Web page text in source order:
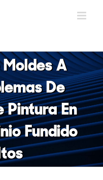
A
De
Pintura En
Fundido